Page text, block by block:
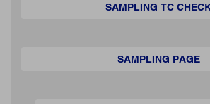
SAMPLING TC
SAMPLING PAGE